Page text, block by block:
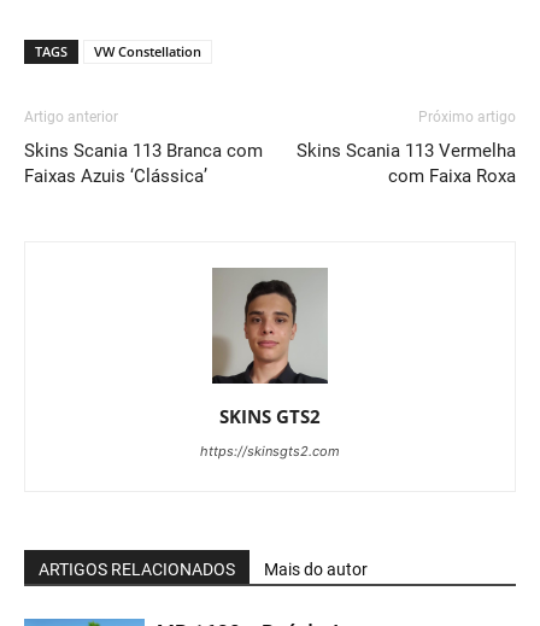
TAGS VW Constellation
Artigo anterior
Skins Scania 113 Branca com
Faixas Azuis ‘Clássica’
Próximo artigo
Skins Scania 113 Vermelha
com Faixa Roxa
SKINS GTS2
https://skinsgts2.com
ARTIGOS RELACIONADOS Mais do autor